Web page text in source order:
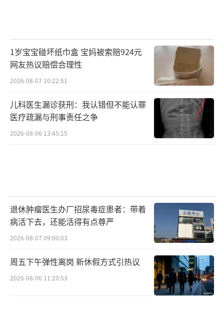
1岁宝宝碰坏纸巾盒 宝妈被索赔924元
网友热议赔偿合理性
2026-08-07 10:22:51
儿科医生漏诊获刑：我认错但不能认罪
医疗疏漏与刑事责任之争
2026-08-06 13:45:15
退休肿瘤医生办厂招尿毒症患者：带着
病活下去，还能活得有点尊严
2026-08-07 09:00:03
周五下午弹性离岗 新休假方式引热议
2026-08-06 11:20:53